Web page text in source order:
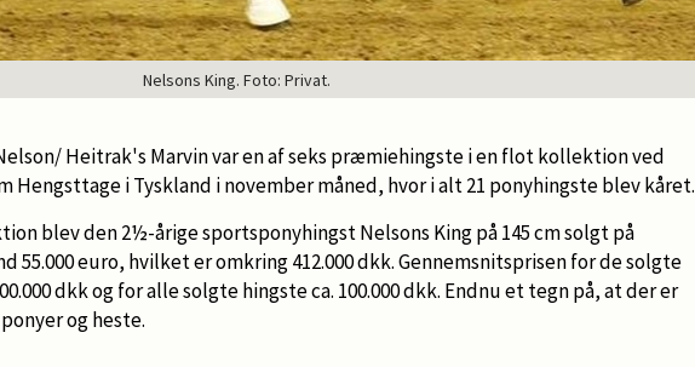
Nelsons King. Foto: Privat.
Heitrak's Marvin var en af seks præmiehingste i en flot kollektion ved
Hengsttage i Tyskland i november måned, hvor i alt 21 ponyhingste blev kåret.
blev den 2½-årige sportsponyhingst Nelsons King på145 cmsolgt på
55.000 euro, hvilket er omkring 412.000 dkk. Gennemsnitsprisen for de solgte
dkk og for alle solgte hingste ca. 100.000 dkk. Endnu et tegn på, at der er
og heste.